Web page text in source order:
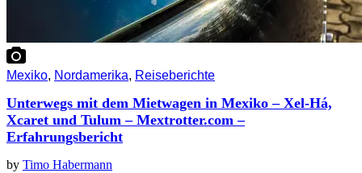
Mexiko, Nordamerika, Reiseberichte
Unterwegs mit dem Mietwagen in Mexiko – Xel-Há,
Xcaret und Tulum – Mextrotter.com –
Erfahrungsbericht
by Timo Habermann